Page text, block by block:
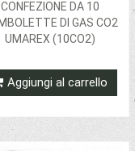
CONFEZIONE DA 10
DI GAS CO2
UMAREX (10CO2)
Aggiungi al carrello